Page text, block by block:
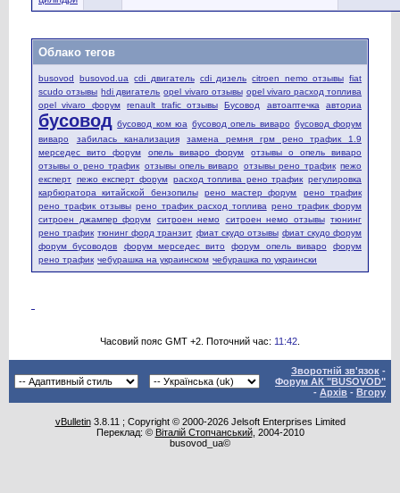
Облако тегов
busovod busovod.ua cdi двигатель cdi дизель citroen nemo отзывы fiat
scudo отзывы hdi двигатель opel vivaro отзывы opel vivaro расход топлива
opel vivaro форум
renault trafic отзывы Бусовод автоаптечка авториа
бусовод бусовод ком юа бусовод опель виваро бусовод форум
виваро
забилась канализация
замена ремня грм рено трафик 1.9
мерседес вито форум
опель виваро форум
отзывы о опель виваро
отзывы о рено трафик отзывы опель виваро отзывы рено трафик пежо
експерт пежо експерт форум расход топлива рено трафик регулировка
карбюратора китайской бензопилы
рено мастер форум
рено трафик
рено трафик отзывы рено трафик расход топлива рено трафик форум
ситроен джампер форум
ситроен немо ситроен немо отзывы тюнинг
рено трафик тюнинг форд транзит фиат скудо отзывы фиат скудо форум
форум бусоводов
форум мерседес вито форум опель виваро
форум
рено трафик чебурашка на украинском чебурашка по украински
Часовий пояс GMT +2. Поточний час: 11:42
Зворотній зв'язок -
Форум АК "BUSOVOD"
- Архів - Вгору
vBulletin3.8.11 ; Copyright © 2000-2026 Jelsoft Enterprises Limited
Переклад: © Віталій Стопчанський, 2004-2010
busovod_ua©